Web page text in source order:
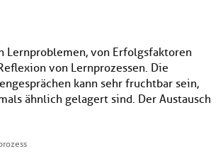
Lernproblemen, von Erfolgsfaktoren
von Lernprozessen. Die
kann sehr fruchtbar sein,
ähnlich gelagert sind. Der Austausch